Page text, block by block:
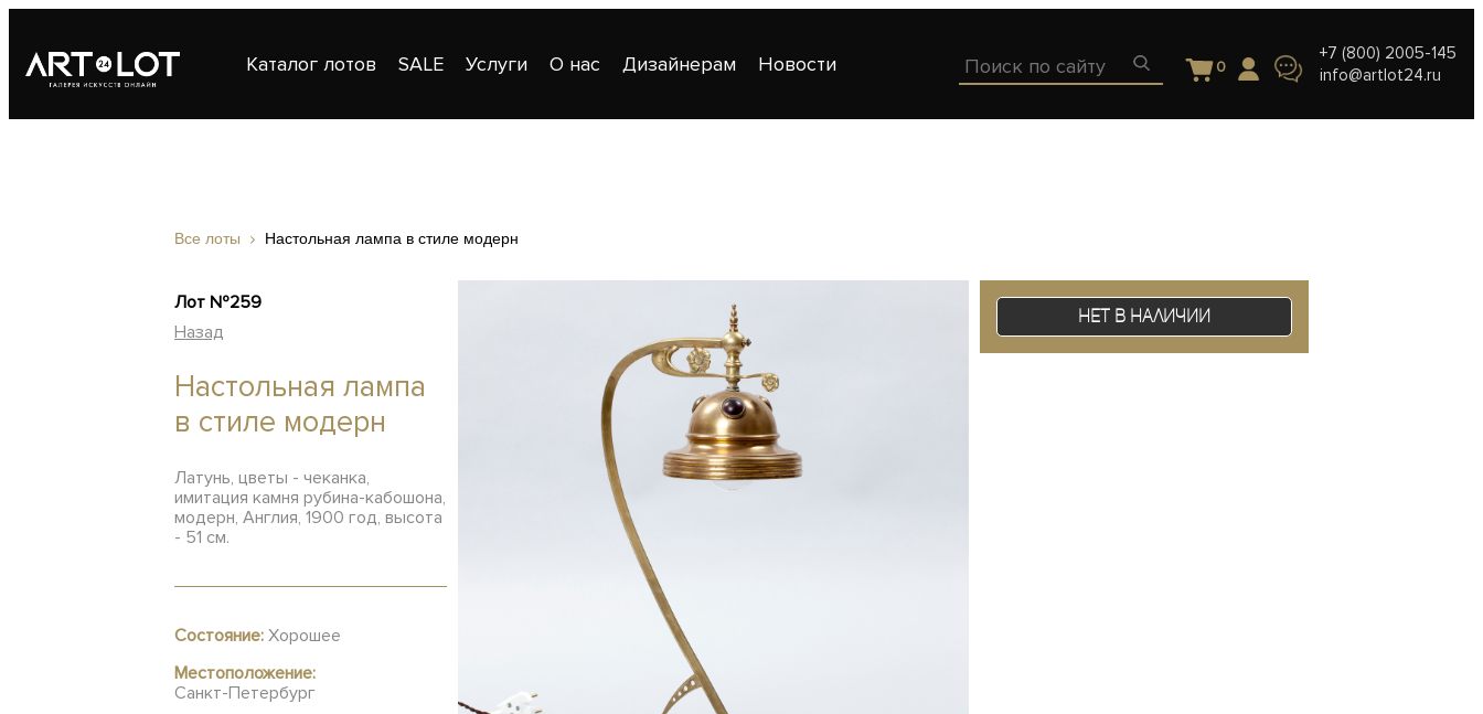
Каталог лотов SALE Услуги О нас Дизайнерам Новости 0
+7 (800) 2005-145
info@artlot24.ru
Все лоты Настольная лампа в стиле модерн
Лот №259
Назад
Настольная лампа
в стиле модерн
Латунь, цветы - чеканка,
имитация камня рубина-кабошона,
модерн, Англия, 1900 год, высота
- 51 см.
Состояние: Хорошее
Местоположение:
Санкт-Петербург
Нет в наличии